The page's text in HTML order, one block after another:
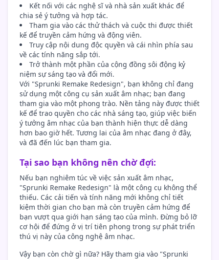
Kết nối với các nghệ sĩ và nhà sản xuất khác để
chia sẻ ý tưởng và hợp tác.
Tham gia vào các thử thách và cuộc thi được thiết
kế để truyền cảm hứng và động viên.
Truy cập nội dung độc quyền và cái nhìn phía sau
về các tính năng sắp tới.
Trở thành một phần của cộng đồng sôi động kỷ
niệm sự sáng tạo và đổi mới.
Với "Sprunki Remake Redesign", bạn không chỉ đang
sử dụng một công cụ sản xuất âm nhạc; bạn đang
tham gia vào một phong trào. Nền tảng này được thiết
kế để trao quyền cho các nhà sáng tạo, giúp việc biến
ý tưởng âm nhạc của bạn thành hiện thực dễ dàng
hơn bao giờ hết. Tương lai của âm nhạc đang ở đây,
và đã đến lúc bạn tham gia.
Tại sao bạn không nên chờ đợi:
Nếu bạn nghiêm túc về việc sản xuất âm nhạc,
"Sprunki Remake Redesign" là một công cụ không thể
thiếu. Các cải tiến và tính năng mới không chỉ tiết
kiệm thời gian cho bạn mà còn truyền cảm hứng để
bạn vượt qua giới hạn sáng tạo của mình. Đừng bỏ lỡ
cơ hội để đứng ở vị trí tiên phong trong sự phát triển
thú vị này của công nghệ âm nhạc.
Vậy bạn còn chờ gì nữa? Hãy tham gia vào "Sprunki